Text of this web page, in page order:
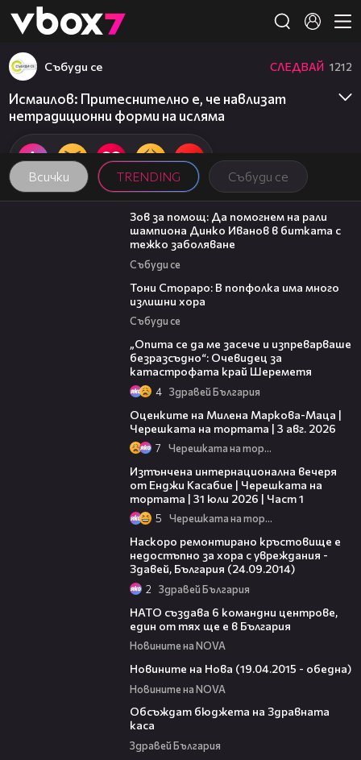
👾
Всички TRENDING Събуди се
Събуди се СЛЕДВАЙ 1212
Исмаилов: Притеснително е, че навлизат
нетрадиционни форми на исляма
03:29
Зов за помощ: Да помогнем на рали
шампиона Динко Иванов в битката с
тежко заболяване
Събуди се
Тони Стораро: В попфолка има много
излишни хора
Събуди се
„Опита се да ме засече и изпреварваше
безразсъдно“: Очевидец за
катастрофата край Шереметя
4 Здравей България
Оценките на Милена Маркова-Маца |
Черешката на тортата | 3 авг. 2026
7 Черешката на тортата
Изтънчена интернационална вечеря
от Енджи Касабие | Черешката на
тортата | 31 юли 2026 | Част 1
5 Черешката на тортата
Наскоро ремонтирано кръстовище е
недостъпно за хора с увреждания -
Здавей, България (24.09.2014)
2 Здравей България
НАТО създава 6 командни центрове,
един от тях ще е в България
Новините на NOVA
Новините на Нова (19.04.2015 - обедна)
Новините на NOVA
Обсъждат бюджета на Здравната
каса
Здравей България